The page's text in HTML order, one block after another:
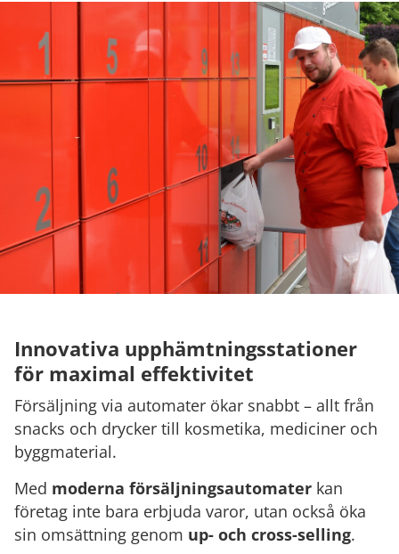
Innovativa upphämtningsstationer
för maximal effektivitet
Försäljning via automater ökar snabbt – allt från
snacks och drycker till kosmetika, mediciner och
byggmaterial.
Med moderna försäljningsautomater kan
företag inte bara erbjuda varor, utan också öka
sin omsättning genom up- och cross-selling.